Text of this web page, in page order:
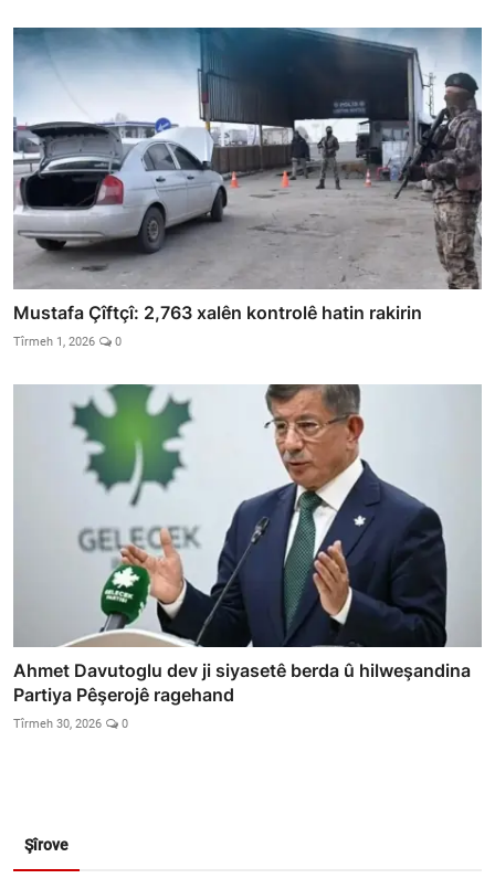
Mustafa Çîftçî: 2,763 xalên kontrolê hatin rakirin
Tîrmeh 1, 2026 0
Ahmet Davutoglu dev ji siyasetê berda û hilweşandina
Partiya Pêşerojê ragehand
Tîrmeh 30, 2026 0
Şîrove